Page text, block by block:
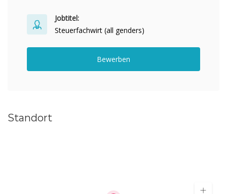
Jobtitel:
Steuerfachwirt (all genders)
Bewerben
Standort